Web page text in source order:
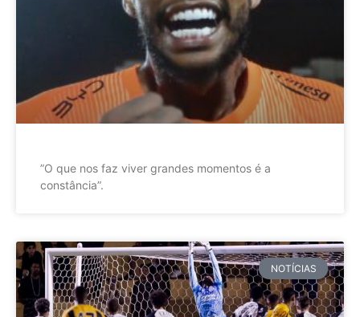
”O que nos faz viver grandes momentos é a
constância”.
NOTÍCIAS